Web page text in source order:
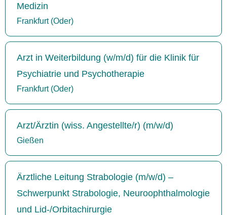
Medizin
Frankfurt (Oder)
Arzt in Weiterbildung (w/m/d) für die Klinik für
Psychiatrie und Psychotherapie
Frankfurt (Oder)
Arzt/Ärztin (wiss. Angestellte/r) (m/w/d)
Gießen
Ärztliche Leitung Strabologie (m/w/d) –
Schwerpunkt Strabologie, Neuroophthalmologie
und Lid-/Orbitachirurgie